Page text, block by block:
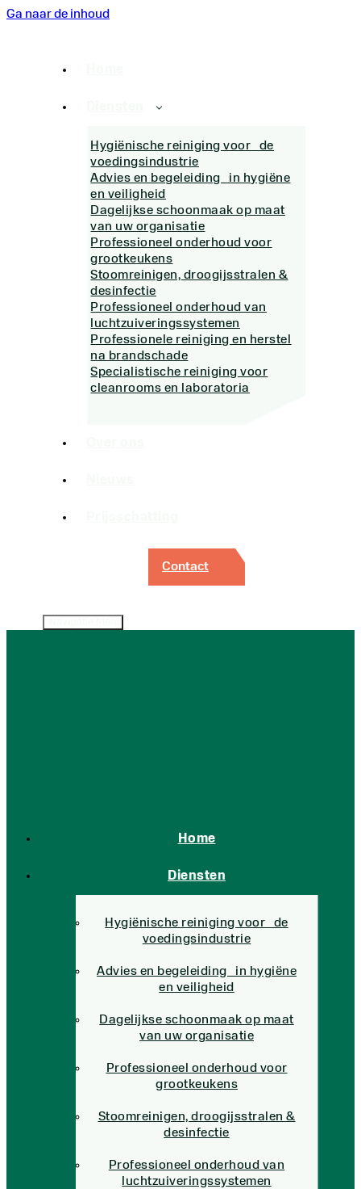
Ga naar de inhoud
Hygiënische reiniging voor de
voedingsindustrie
Advies en begeleiding in hygiëne
en veiligheid
Dagelijkse schoonmaak op maat
van uw organisatie
Professioneel onderhoud voor
grootkeukens
Stoomreinigen, droogijsstralen &
desinfectie
Professioneel onderhoud van
luchtzuiveringssystemen
Professionele reiniging en herstel
na brandschade
Specialistische reiniging voor
cleanrooms en laboratoria
Contact
Home
Diensten
Hygiënische reiniging voor de
voedingsindustrie
Advies en begeleiding in hygiëne
en veiligheid
Dagelijkse schoonmaak op maat
van uw organisatie
Professioneel onderhoud voor
grootkeukens
Stoomreinigen, droogijsstralen &
desinfectie
Professioneel onderhoud van
luchtzuiveringssystemen